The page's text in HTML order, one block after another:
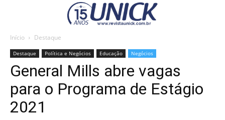
Início Destaque
Destaque Política e Negócios Educação Negócios
General Mills abre vagas
para o Programa de Estágio
2021